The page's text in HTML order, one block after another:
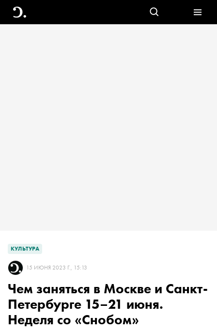
КУЛЬТУРА
15 ИЮНЯ 2023 Г., 15:13
Чем заняться в Москве и Санкт-
Петербурге 15–21 июня.
Неделя со «Снобом»